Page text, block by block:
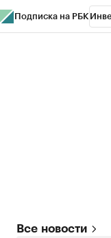
Подписка на РБК
Все новости